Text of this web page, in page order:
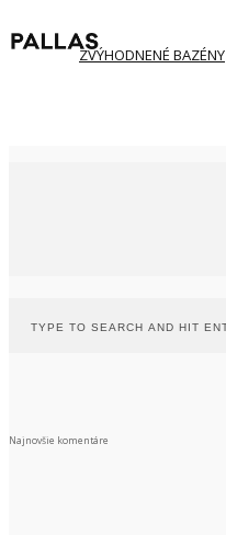
ZVÝHODNENÉ BAZÉNY
Najnovšie komentáre